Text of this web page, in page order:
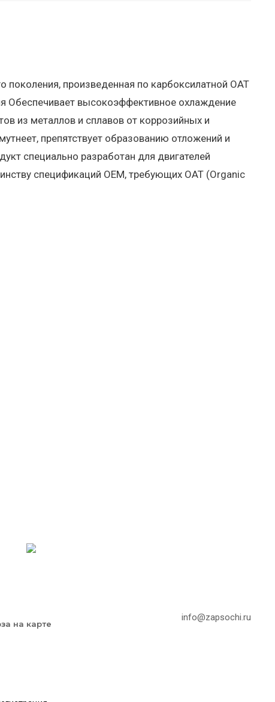
произведенная по карбоксилатной OAT
Обеспечивает высокоэффективное охлаждение
из металлов и сплавов от коррозийных и
препятствует образованию отложений и
специально разработан для двигателей
спецификаций OEM, требующих OAT (Organic
на карте
info@zapsochi.ru